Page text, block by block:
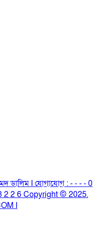
ডালিম I যোগাযোগ : - - - - 0
2 2 6 Copyright © 2025.
I